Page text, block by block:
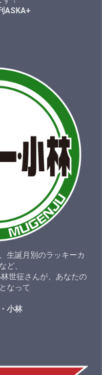
ASKA+
生誕月別のラッキーカ
ど、
世征さんが、あなたの
なって
小林